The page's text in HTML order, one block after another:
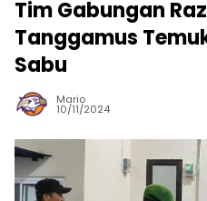
Tim Gabungan
Tanggamus
Sabu
Mario
10/11/2024